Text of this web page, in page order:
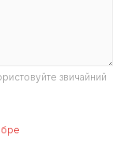
звичайний